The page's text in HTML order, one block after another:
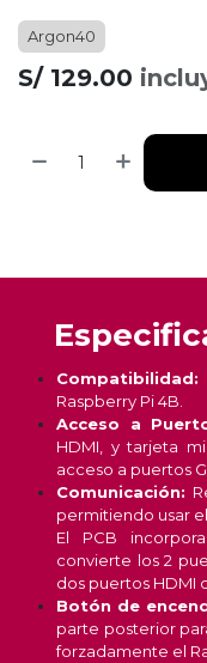
Argon40
S/ 129.00
Compatibilidad:
Raspberry Pi 4B.
Acceso a
HDMI, y tarjeta
acceso a puertos
Comunicación:
permitiendo usar
El PCB
convierte los 2
dos puertos HDMI
Botón de
parte posterior
forzadamente el